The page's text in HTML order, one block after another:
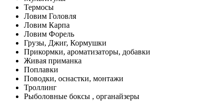
Термосы
Ловим Головля
Ловим Карпа
Ловим Форель
Грузы, Джиг, Кормушки
Прикормки, ароматизаторы, добавки
Живая приманка
Поплавки
Поводки, оснастки, монтажи
Троллинг
Рыболовные боксы , органайзеры